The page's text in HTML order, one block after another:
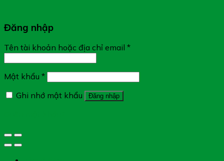
Đăng nhập
Tên tài khoản hoặc địa chỉ email *
Mật khẩu *
Ghi nhớ mật khẩu
Đăng nhập